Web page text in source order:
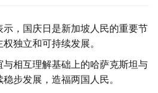
，国庆日是新加坡人民的重要节
独立和可持续发展。
相互理解基础上的哈萨克斯坦与
步发展，造福两国人民。